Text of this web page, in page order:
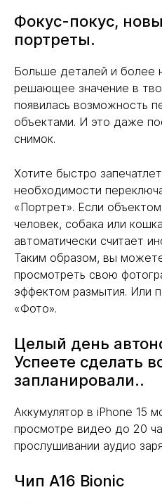
Фокус-покус,
портреты.
Больше деталей и более
решающее значение в
появилась возможность
объектами. И это даже
снимок.
Хотите быстро
необходимости
«Портрет». Если
человек, собака или
автоматически считает
Таким образом, вы
просмотреть свою
эффектом размытия. Или
«Фото».
Целый день
Успеете сделать
запланировали..
Аккумулятор в iPhone 15
просмотре видео до 20
прослушивании аудио
Чип A16 Bionic